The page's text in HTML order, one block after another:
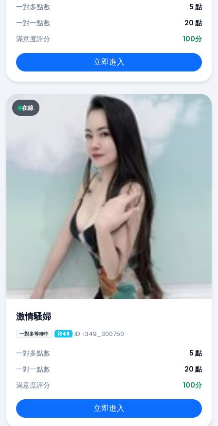
一對多點數
5 點
一對一點數
20 點
滿意度評分
100分
立即進入
在線
激情騷婦
一對多等待中 i349 ID: i349_300750
一對多點數
5 點
一對一點數
20 點
滿意度評分
100分
立即進入